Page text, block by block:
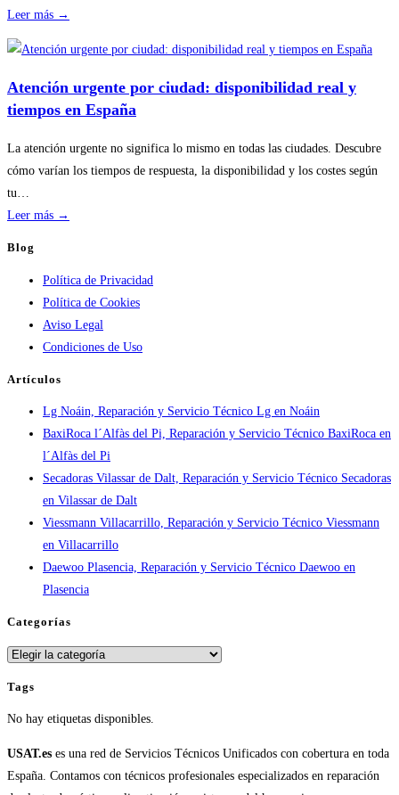
Leer más →
por
temporada
de
calderas:
Atención urgente por ciudad: disponibilidad real y
tiempos en España
La atención urgente no significa lo mismo en todas las ciudades. Descubre
cómo varían los tiempos de respuesta, la disponibilidad y los costes según
tu…
Leer más →
por
ciudad:
disponibilidad
real
en
España
Blog
Política de Privacidad
Política de Cookies
Aviso Legal
Condiciones de Uso
Artículos
Lg Noáin, Reparación y Servicio Técnico Lg en Noáin
BaxiRoca l´Alfàs del Pi, Reparación y Servicio Técnico BaxiRoca en
l´Alfàs del Pi
Secadoras Vilassar de Dalt, Reparación y Servicio Técnico Secadoras
en Vilassar de Dalt
Viessmann Villacarrillo, Reparación y Servicio Técnico Viessmann
en Villacarrillo
Daewoo Plasencia, Reparación y Servicio Técnico Daewoo en
Plasencia
Categorías
Categorías
Tags
No hay etiquetas disponibles.
USAT.es es una red de Servicios Técnicos Unificados con cobertura en toda
España. Contamos con técnicos profesionales especializados en reparación